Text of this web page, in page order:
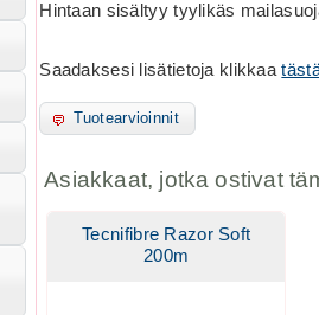
Hintaan sisältyy tyylikäs
Saadaksesi lisätietoja klikkaa
Tuotearvioinnit
Asiakkaat, jotka ostivat
Tecnifibre Razor Soft
200m